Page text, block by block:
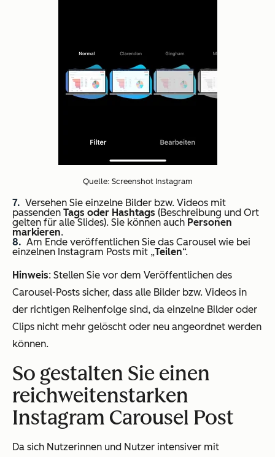
Quelle: Screenshot Instagram
Versehen Sie einzelne Bilder bzw. Videos mit
passenden Tags oder Hashtags (Beschreibung und Ort
gelten für alle Slides). Sie können auch Personen
markieren.
Am Ende veröffentlichen Sie das Carousel wie bei
einzelnen Instagram Posts mit „Teilen“.
Hinweis: Stellen Sie vor dem Veröffentlichen des
Carousel-Posts sicher, dass alle Bilder bzw. Videos in
der richtigen Reihenfolge sind, da einzelne Bilder oder
Clips nicht mehr gelöscht oder neu angeordnet werden
können.
So gestalten Sie einen
reichweitenstarken
Instagram Carousel Post
Da sich Nutzerinnen und Nutzer intensiver mit